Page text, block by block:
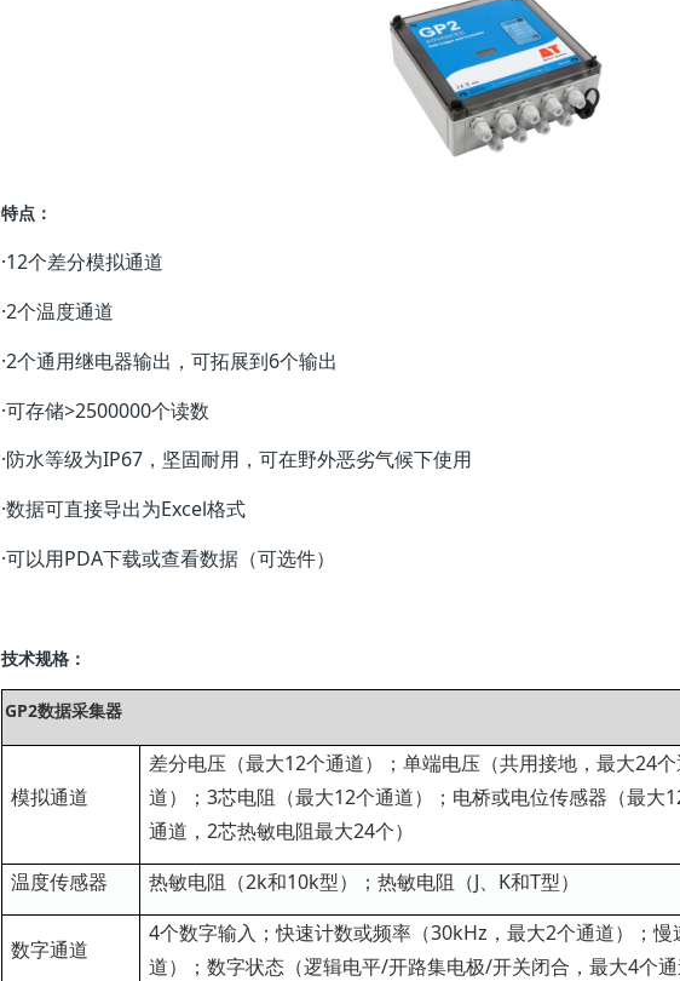
特点：
·12个差分模拟通道
·2个温度通道
·2个通用继电器输出，可拓展到6个输出
·可存储>2500000个读数
·防水等级为IP67，坚固耐用，可在野外恶劣气候下使用
·数据可直接导出为Excel格式
·可以用PDA下载或查看数据（可选件）
技术规格：
GP2数据采集器
模拟通道
差分电压（最大12个通道）；单端电压（共用接地，最大24
道）；3芯电阻（最大12个通道）；电桥或电位传感器（最大
通道，2芯热敏电阻最大24个）
温度传感器
热敏电阻（2k和10k型）；热敏电阻（J、K和T型）
数字通道
4个数字输入；快速计数或频率（30kHz，最大2个通道）；
道）；数字状态（逻辑电平/开路集电极/开关闭合，最大4个通